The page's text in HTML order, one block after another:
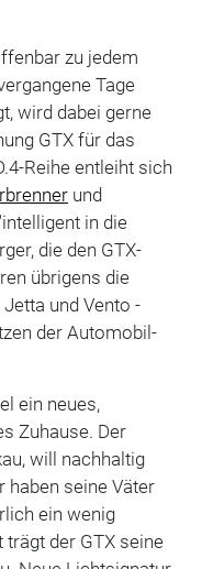
zu jedem
Tage
wird dabei gerne
GTX für das
Reihe entleiht sich
und
in die
die den GTX-
übrigens die
und Vento -
der Automobil-
ein neues,
Zuhause. Der
will nachhaltig
haben seine Väter
ein wenig
trägt der GTX seine